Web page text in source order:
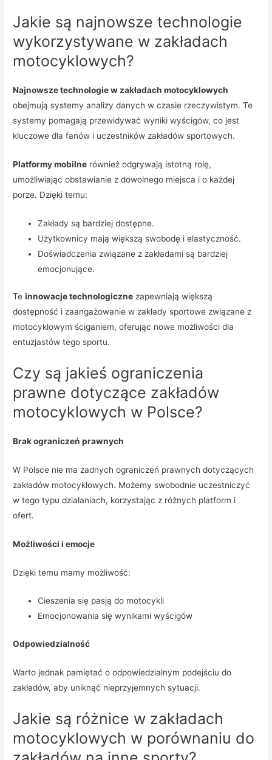
Jakie są najnowsze technologie
wykorzystywane w zakładach
motocyklowych?
Najnowsze technologie w zakładach motocyklowych
obejmują systemy analizy danych w czasie rzeczywistym. Te
systemy pomagają przewidywać wyniki wyścigów, co jest
kluczowe dla fanów i uczestników zakładów sportowych.
Platformy mobilne również odgrywają istotną rolę,
umożliwiając obstawianie z dowolnego miejsca i o każdej
porze. Dzięki temu:
Zakłady są bardziej dostępne.
Użytkownicy mają większą swobodę i elastyczność.
Doświadczenia związane z zakładami są bardziej
emocjonujące.
Teinnowacje technologiczne zapewniają większą
dostępność i zaangażowanie w zakłady sportowe związane z
motocyklowym ściganiem, oferując nowe możliwości dla
entuzjastów tego sportu.
Czy są jakieś ograniczenia
prawne dotyczące zakładów
motocyklowych w Polsce?
Brak ograniczeń prawnych
W Polsce nie ma żadnych ograniczeń prawnych dotyczących
zakładów motocyklowych. Możemy swobodnie uczestniczyć
w tego typu działaniach, korzystając z różnych platform i
ofert.
Możliwości i emocje
Dzięki temu mamy możliwość:
Cieszenia się pasją do motocykli
Emocjonowania się wynikami wyścigów
Odpowiedzialność
Warto jednak pamiętać o odpowiedzialnym podejściu do
zakładów, aby uniknąć nieprzyjemnych sytuacji.
Jakie są różnice w zakładach
motocyklowych w porównaniu do